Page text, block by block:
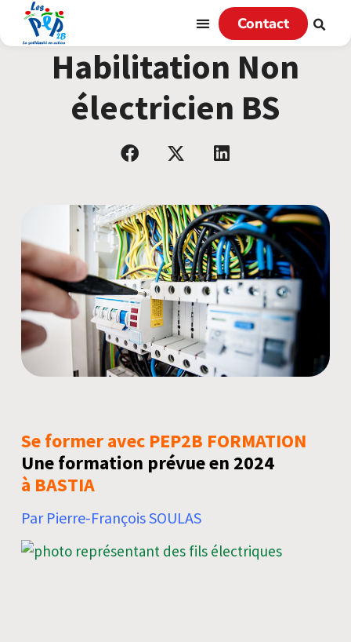
Contact
Habilitation Non
électricien BS
Se former avec PEP2B FORMATION
Une formation prévue en 2024
à BASTIA
Par Pierre-François SOULAS